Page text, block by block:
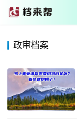
政审档案